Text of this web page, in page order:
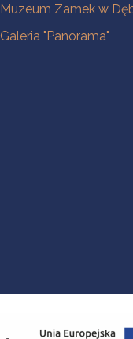
Muzeum Zamek w
Galeria "Panorama"